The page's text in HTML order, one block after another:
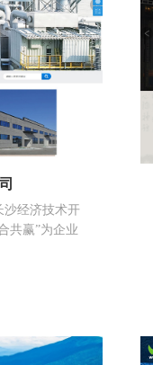
沙经济技术开
共赢”为企业